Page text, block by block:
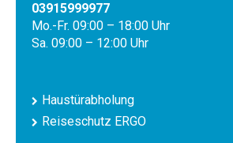
03915999977
Mo.-Fr. 09:00 – 18:00 Uhr
Sa. 09:00 – 12:00 Uhr
Haustürabholung
Reiseschutz ERGO